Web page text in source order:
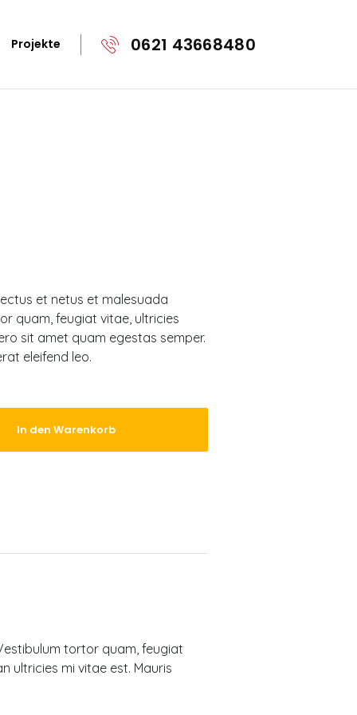
Projekte 0621 43668480
et netus et malesuada
quam, feugiat vitae, ultricies
sit amet quam egestas semper.
eleifend leo.
In den Warenkorb
tortor quam, feugiat
ultricies mi vitae est. Mauris